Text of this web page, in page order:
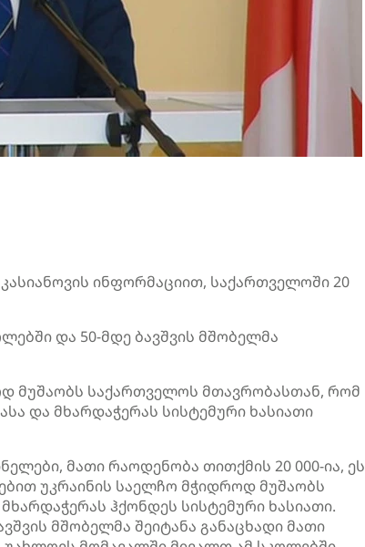
ინფორმაციით, საქართველოში 20
და 50-მდე ბავშვის მშობელმა
მუშაობს საქართველოს მთავრობასთან, რომ
და მხარდაჭერას სისტემური ხასიათი
მათი რაოდენობა თითქმის 20 000-ია, ეს
უკრაინის საელჩო მჭიდროდ მუშაობს
ჰქონდეს სისტემური ხასიათი.
მშობელმა შეიტანა განაცხადი მათი